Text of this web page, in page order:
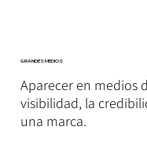
GRANDES MEDIOS
Aparecer en medios
visibilidad, la
una marca.